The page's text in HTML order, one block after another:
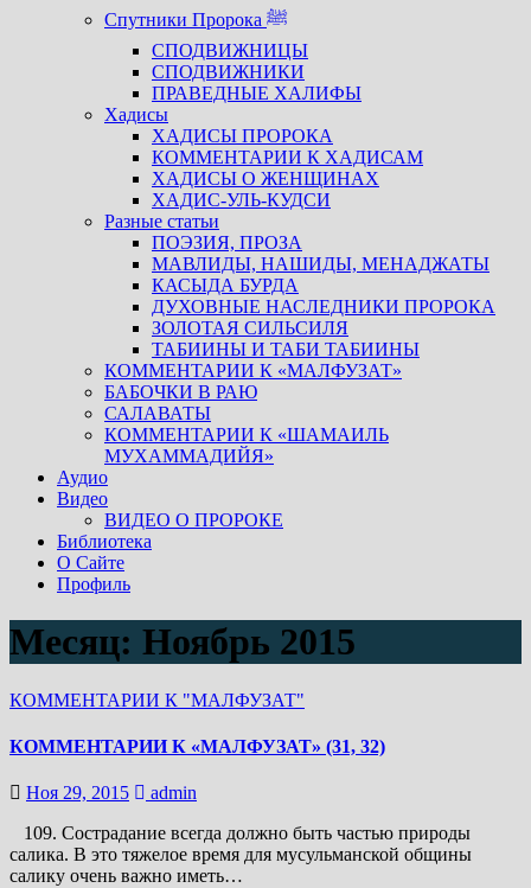
Спутники Пророка ﷺ
СПОДВИЖНИЦЫ
СПОДВИЖНИКИ
ПРАВЕДНЫЕ ХАЛИФЫ
Хадисы
ХАДИСЫ ПРОРОКА
КОММЕНТАРИИ К ХАДИСАМ
ХАДИСЫ О ЖЕНЩИНАХ
ХАДИС-УЛЬ-КУДСИ
Разные статьи
ПОЭЗИЯ, ПРОЗА
МАВЛИДЫ, НАШИДЫ, МЕНАДЖАТЫ
КАСЫДА БУРДА
ДУХОВНЫЕ НАСЛЕДНИКИ ПРОРОКА
ЗОЛОТАЯ СИЛЬСИЛЯ
ТАБИИНЫ И ТАБИ ТАБИИНЫ
КОММЕНТАРИИ К «МАЛФУЗАТ»
БАБОЧКИ В РАЮ
САЛАВАТЫ
КОММЕНТАРИИ К «ШАМАИЛЬ
МУХАММАДИЙЯ»
Аудио
Видео
ВИДЕО О ПРОРОКЕ
Библиотека
О Сайте
Профиль
Месяц: Ноябрь 2015
КОММЕНТАРИИ К "МАЛФУЗАТ"
КОММЕНТАРИИ К «МАЛФУЗАТ» (31, 32)
Ноя 29, 2015
admin
109. Сострадание всегда должно быть частью природы
салика. В это тяжелое время для мусульманской общины
салику очень важно иметь…